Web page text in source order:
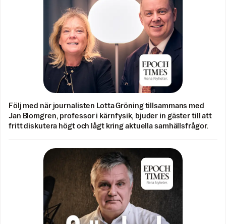
Följ med när journalisten Lotta Gröning tillsammans med
Jan Blomgren, professor i kärnfysik, bjuder in gäster till att
fritt diskutera högt och lågt kring aktuella samhällsfrågor.